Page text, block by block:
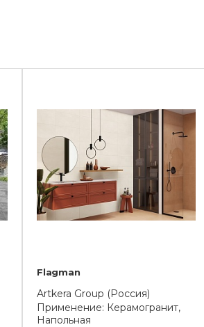
Flagman
Artkera Group (Россия)
Применение: Керамогранит,
Напольная